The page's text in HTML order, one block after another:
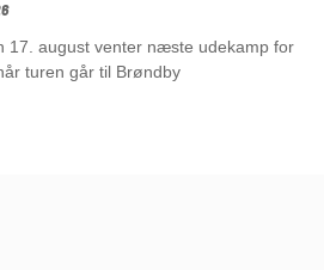
17. august venter næste udekamp for
turen går til Brøndby